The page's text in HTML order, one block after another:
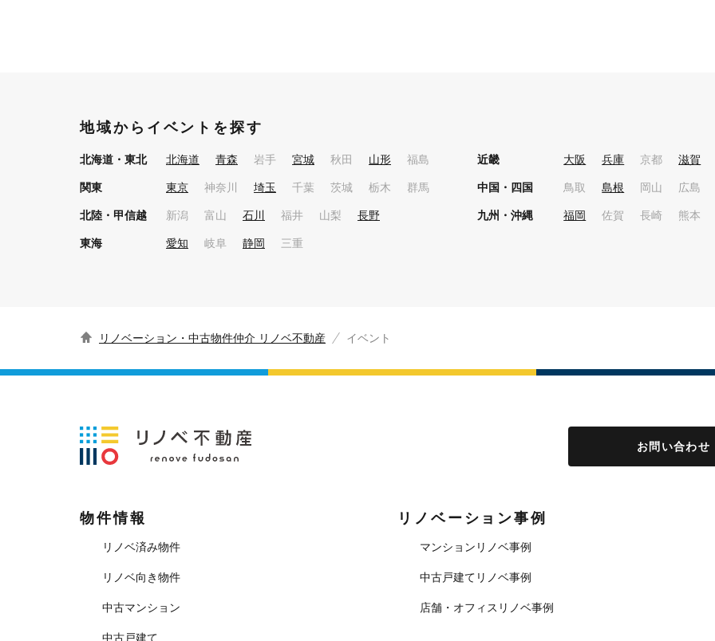
地域からイベントを探す
北海道・東北 北海道 青森 岩手 宮城 秋田 山形 福島
関東 東京 神奈川 埼玉 千葉 茨城 栃木 群馬
北陸・甲信越 新潟 富山 石川 福井 山梨 長野
東海 愛知 岐阜 静岡 三重
近畿 大阪 兵庫 京都 滋賀
中国・四国 鳥取 島根 岡山 広島
九州・沖縄 福岡 佐賀 長崎 熊本
リノベーション・中古物件仲介 リノベ不動産 イベント
お問い合わせ
物件情報
リノベ済み物件
リノベ向き物件
中古マンション
中古戸建て
リノベーション事例
マンションリノベ事例
中古戸建てリノベ事例
店舗・オフィスリノベ事例